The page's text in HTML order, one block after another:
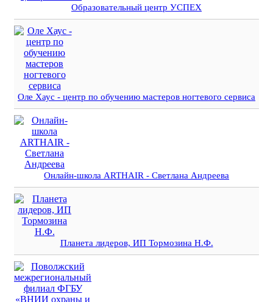
Образовательный центр УСПЕХ
Оле Хаус - центр по обучению мастеров ногтевого сервиса
Онлайн-школа ARTHAIR - Светлана Андреева
Планета лидеров, ИП Тормозина Н.Ф.